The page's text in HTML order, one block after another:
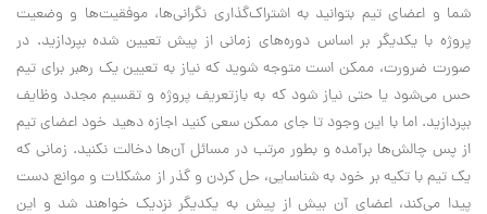
شما و اعضای تیم بتوانید به اشتراک‌گذاری نگرانی‌ها، موفقیت‌ها و وضعیت
پروژه با یکدیگر بر اساس دوره‌های زمانی از پیش تعیین شده بپردازید. در
صورت ضرورت، ممکن است متوجه شوید که نیاز به تعیین یک رهبر برای تیم
حس می‌شود یا حتی نیاز شود که به بازتعریف پروژه و تقسیم مجدد وظایف
بپردازید. اما با این وجود تا جای ممکن سعی کنید اجازه دهید خود اعضای تیم
از پس چالش‌ها برآمده و بطور مرتب در مسائل آن‌ها دخالت نکنید. زمانی که
یک تیم با تکیه بر خود به شناسایی، حل کردن و گذر از مشکلات و موانع دست
پیدا می‌کند، اعضای آن بیش از پیش به یکدیگر نزدیک خواهند شد و این